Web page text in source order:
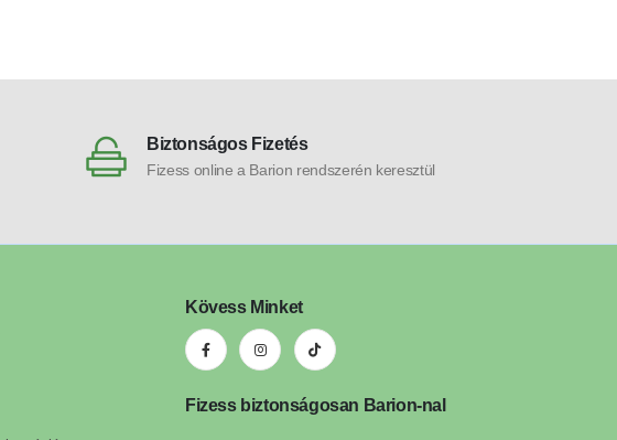
Biztonságos Fizetés
Fizess online a Barion rendszerén keresztül
Kövess Minket
Fizess biztonságosan Barion-nal